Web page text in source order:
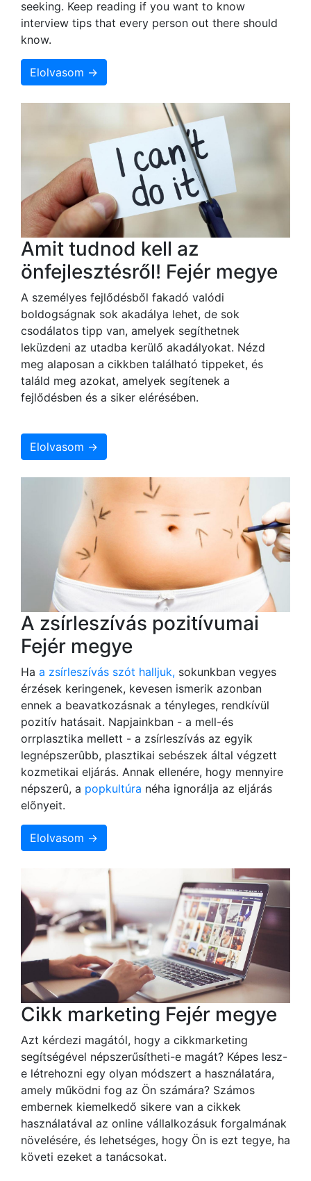
seeking. Keep reading if you want to know
interview tips that every person out there should
know.
Elolvasom →
Amit tudnod kell az
önfejlesztésről! Fejér megye
A személyes fejlődésből fakadó valódi
boldogságnak sok akadálya lehet, de sok
csodálatos tipp van, amelyek segíthetnek
leküzdeni az utadba kerülő akadályokat. Nézd
meg alaposan a cikkben található tippeket, és
találd meg azokat, amelyek segítenek a
fejlődésben és a siker elérésében.
Elolvasom →
A zsírleszívás pozitívumai
Fejér megye
Ha a zsírleszívás szót halljuk, sokunkban vegyes
érzések keringenek, kevesen ismerik azonban
ennek a beavatkozásnak a tényleges, rendkívül
pozitív hatásait. Napjainkban - a mell-és
orrplasztika mellett - a zsírleszívás az egyik
legnépszerûbb, plasztikai sebészek által végzett
kozmetikai eljárás. Annak ellenére, hogy mennyire
népszerû, a popkultúra néha ignorálja az eljárás
elõnyeit.
Elolvasom →
Cikk marketing Fejér megye
Azt kérdezi magától, hogy a cikkmarketing
segítségével népszerűsítheti-e magát? Képes lesz-
e létrehozni egy olyan módszert a használatára,
amely működni fog az Ön számára? Számos
embernek kiemelkedő sikere van a cikkek
használatával az online vállalkozásuk forgalmának
növelésére, és lehetséges, hogy Ön is ezt tegye, ha
követi ezeket a tanácsokat.